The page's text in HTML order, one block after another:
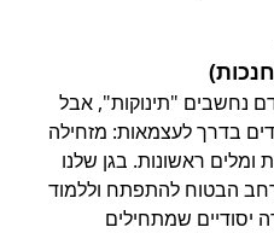
נחשבים "תינוקות", אבל
בדרך לעצמאות: מזחילה
ומלים ראשונות. בגן שלנו
הבטוח להתפתח וללמוד
יסודיים שמתחילים